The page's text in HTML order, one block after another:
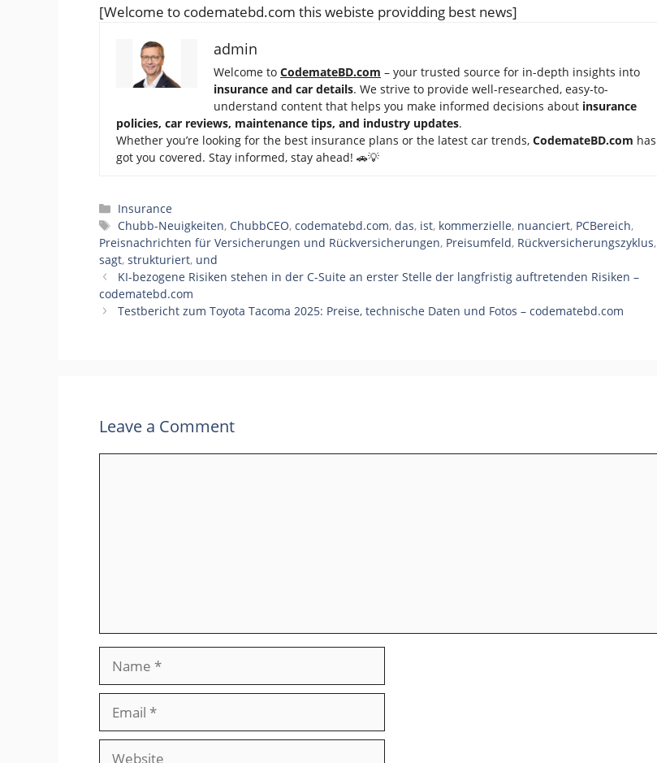
[Welcome to codematebd.com this webiste providding best news]
admin
Welcome to CodemateBD.com – your trusted source for in-depth insights into
insurance and car details. We strive to provide well-researched, easy-to-
understand content that helps you make informed decisions about insurance
policies, car reviews, maintenance tips, and industry updates.
Whether you’re looking for the best insurance plans or the latest car trends, CodemateBD.com has
got you covered. Stay informed, stay ahead! 🚗💡
Categories
Insurance
Tags
Chubb-Neuigkeiten, ChubbCEO,codematebd.com,das, ist, kommerzielle, nuanciert, PCBereich,
Preisnachrichten für Versicherungen und Rückversicherungen, Preisumfeld, Rückversicherungszyklus,
sagt, strukturiert, und
KI-bezogene Risiken stehen in der C-Suite an erster Stelle der langfristig auftretenden Risiken –
codematebd.com
Testbericht zum Toyota Tacoma 2025: Preise, technische Daten und Fotos – codematebd.com
Leave a Comment
Website